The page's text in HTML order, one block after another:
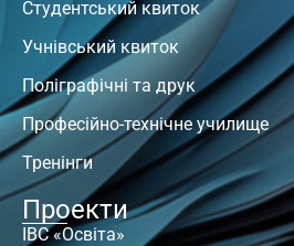
Студентський квиток
Учнівський квиток
Поліграфічні та друк
Професійно-технічне училище
Тренінги
Проекти
ІВС «Освіта»